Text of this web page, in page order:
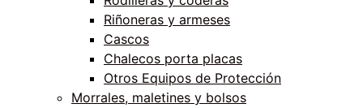
Riñoneras y armeses
Cascos
Chalecos porta placas
Otros Equipos de Protección
Morrales, maletines y bolsos